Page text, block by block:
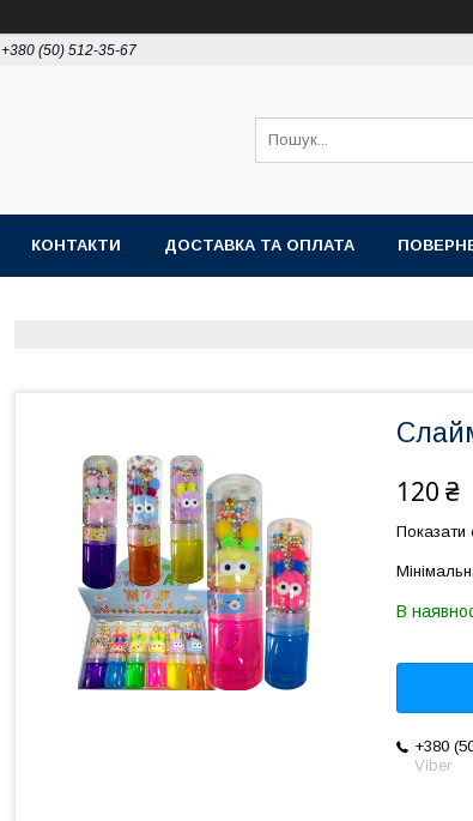
+380 (50) 512-35-67
КОНТАКТИ ДОСТАВКА ТА ОПЛАТА
120 ₴
Показати
В
+380
Viber